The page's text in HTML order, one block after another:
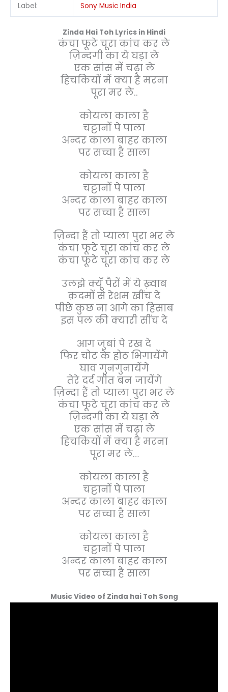
Label: Sony Music India
Zinda Hai Toh Lyrics in Hindi
कंचा फूटे चूरा कांच कर ले
ज़िन्दगी का ये घड़ा ले
एक सांस में चढ़ा ले
हिचकियों में क्या है मरना
पूरा मर ले..
कोयला काला है
चट्टानों पे पाला
अन्दर काला बाहर काला
पर सच्चा है साला
कोयला काला है
चट्टानों पे पाला
अन्दर काला बाहर काला
पर सच्चा है साला
ज़िन्दा हैं तो प्याला पुरा भर ले
कंचा फूटे चूरा कांच कर ले
कंचा फूटे चूरा कांच कर ले
उलझे क्यूँ पैरों में ये ख़्वाब
क़दमों से रेशम खींच दे
पीछे कुछ ना आगे का हिसाब
इस पल की क्यारी सींच दे
आग जुबां पे रख दे
फिर चोट के होठ भिगायेंगे
घाव गुनगुनायेंगे
तेरे दर्द गीत बन जायेंगे
ज़िन्दा हैं तो प्याला पुरा भर ले
कंचा फूटे चूरा कांच कर ले
ज़िन्दगी का ये घड़ा ले
एक सांस में चढ़ा ले
हिचकियों में क्या है मरना
पूरा मर ले…
कोयला काला है
चट्टानों पे पाला
अन्दर काला बाहर काला
पर सच्चा है साला
कोयला काला है
चट्टानों पे पाला
अन्दर काला बाहर काला
पर सच्चा है साला
Music Video of Zinda hai Toh Song